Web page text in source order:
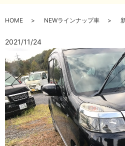
HOME NEWラインナップ車
2021/11/24